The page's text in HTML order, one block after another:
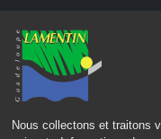
Nous collectons et traitons